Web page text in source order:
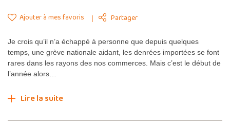
Ajouter à mes favoris Partager
Je crois qu’il n’a échappé à personne que depuis quelques
temps, une grève nationale aidant, les denrées importées se font
rares dans les rayons des nos commerces. Mais c’est le début de
l’année alors…
Lire la suite